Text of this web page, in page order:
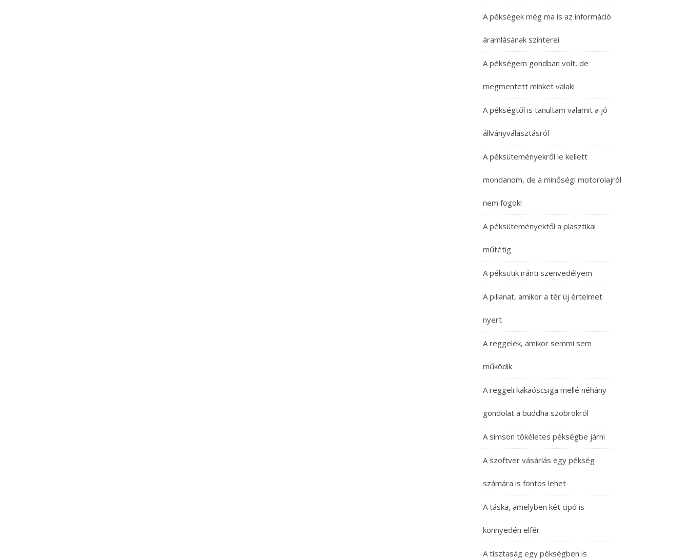
A pékségek még ma is az információ
áramlásának színterei
A pékségem gondban volt, de
megmentett minket valaki
A pékségtől is tanultam valamit a jó
állványválasztásról
A péksüteményekről le kellett
mondanom, de a minőségi motorolajról
nem fogok!
A péksüteményektől a plasztikai
műtétig
A péksütik iránti szenvedélyem
A pillanat, amikor a tér új értelmet
nyert
A reggelek, amikor semmi sem
működik
A reggeli kakaóscsiga mellé néhány
gondolat a buddha szobrokról
A simson tökéletes pékségbe járni
A szoftver vásárlás egy pékség
számára is fontos lehet
A táska, amelyben két cipó is
könnyedén elfér
A tisztaság egy pékségben is